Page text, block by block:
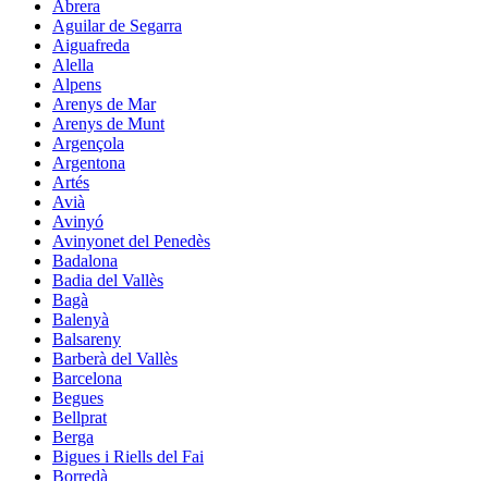
Abrera
Aguilar de Segarra
Aiguafreda
Alella
Alpens
Arenys de Mar
Arenys de Munt
Argençola
Argentona
Artés
Avià
Avinyó
Avinyonet del Penedès
Badalona
Badia del Vallès
Bagà
Balenyà
Balsareny
Barberà del Vallès
Barcelona
Begues
Bellprat
Berga
Bigues i Riells del Fai
Borredà